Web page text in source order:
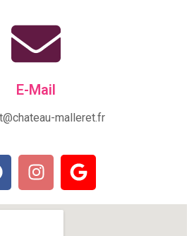
E-Mail
malleret.fr